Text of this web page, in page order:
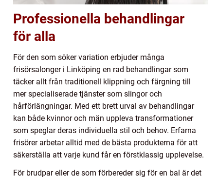
Professionella behandlingar
för alla
För den som söker variation erbjuder många
frisörsalonger i Linköping en rad behandlingar som
täcker allt från traditionell klippning och färgning till
mer specialiserade tjänster som slingor och
hårförlängningar. Med ett brett urval av behandlingar
kan både kvinnor och män uppleva transformationer
som speglar deras individuella stil och behov. Erfarna
frisörer arbetar alltid med de bästa produkterna för att
säkerställa att varje kund får en förstklassig upplevelse.
För brudpar eller de som förbereder sig för en bal är det